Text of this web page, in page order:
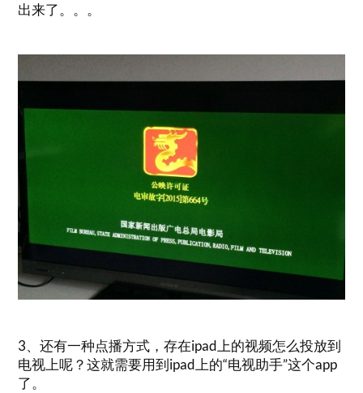
出来了。。。
3、还有一种点播方式，存在ipad上的视频怎么投放到
电视上呢？这就需要用到ipad上的“电视助手”这个app
了。